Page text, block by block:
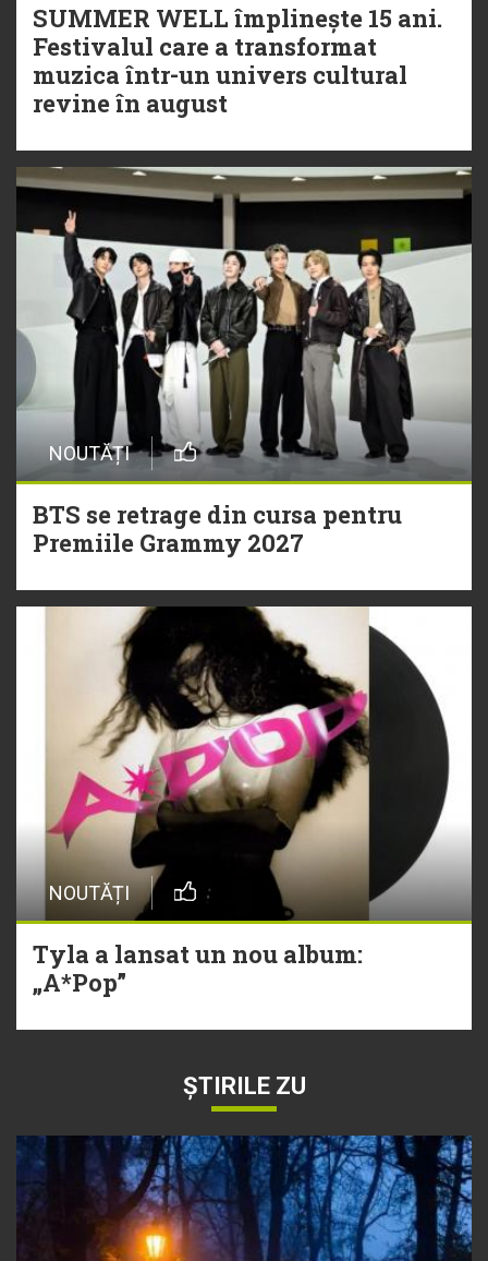
SUMMER WELL împlinește 15 ani.
Festivalul care a transformat
muzica într-un univers cultural
revine în august
NOUTĂȚI
BTS se retrage din cursa pentru
Premiile Grammy 2027
NOUTĂȚI
Tyla a lansat un nou album:
„A*Pop”
ȘTIRILE ZU